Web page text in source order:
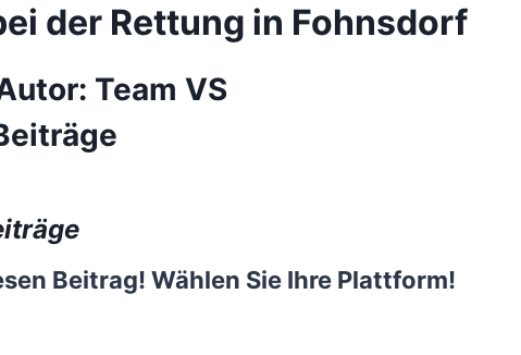
der Rettung in Fohnsdorf
Team VS
Beitrag! Wählen Sie Ihre Plattform!